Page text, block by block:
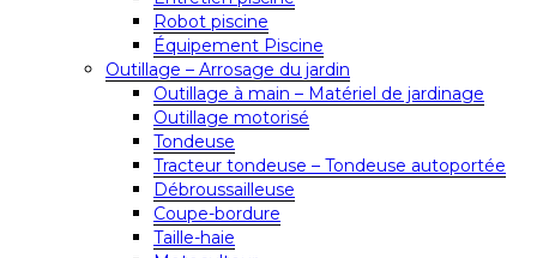
Robot piscine
Équipement Piscine
Outillage – Arrosage du jardin
Outillage à main – Matériel de jardinage
Outillage motorisé
Tondeuse
Tracteur tondeuse – Tondeuse autoportée
Débroussailleuse
Coupe-bordure
Taille-haie